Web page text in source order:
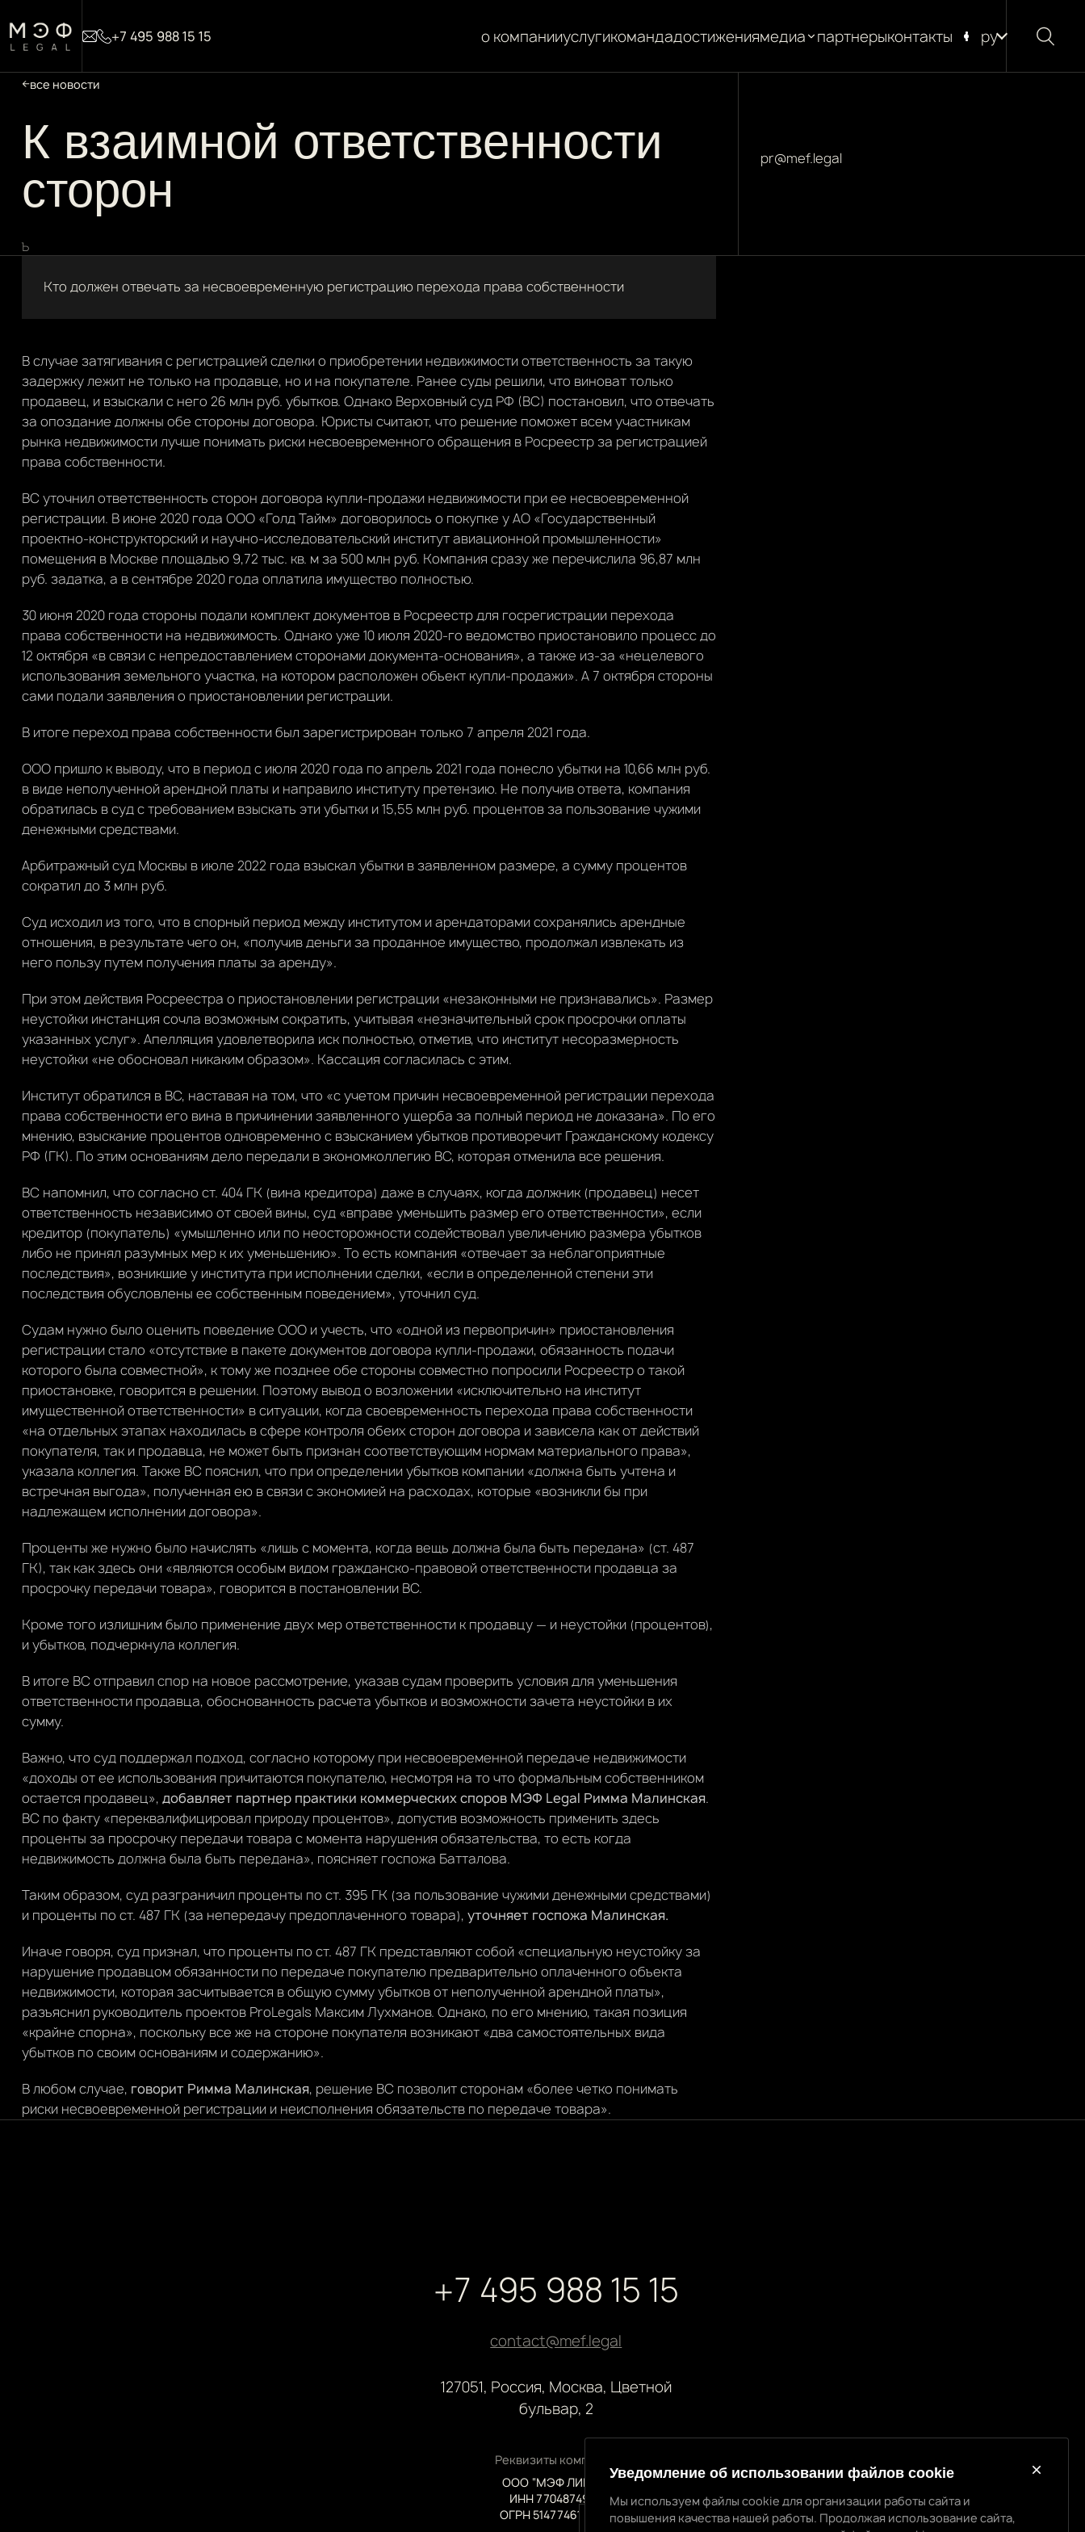
+7 495 988 15 15 о компанииуслугикомандадостижениямедиа
новости
партнерыконтакты ру
все новости
К взаимной ответственности
сторон
Ъ
pr@mef.legal
Кто должен отвечать за несвоевременную регистрацию перехода права собственности
В случае затягивания с регистрацией сделки о приобретении недвижимости ответственность за такую
задержку лежит не только на продавце, но и на покупателе. Ранее суды решили, что виноват только
продавец, и взыскали с него 26 млн руб. убытков. Однако Верховный суд РФ (ВС) постановил, что отвечать
за опоздание должны обе стороны договора. Юристы считают, что решение поможет всем участникам
рынка недвижимости лучше понимать риски несвоевременного обращения в Росреестр за регистрацией
права собственности.
ВС уточнил ответственность сторон договора купли-продажи недвижимости при ее несвоевременной
регистрации. В июне 2020 года ООО «Голд Тайм» договорилось о покупке у АО «Государственный
проектно-конструкторский и научно-исследовательский институт авиационной промышленности»
помещения в Москве площадью 9,72 тыс. кв. м за 500 млн руб. Компания сразу же перечислила 96,87 млн
руб. задатка, а в сентябре 2020 года оплатила имущество полностью.
30 июня 2020 года стороны подали комплект документов в Росреестр для госрегистрации перехода
права собственности на недвижимость. Однако уже 10 июля 2020-го ведомство приостановило процесс до
12 октября «в связи с непредоставлением сторонами документа-основания», а также из-за «нецелевого
использования земельного участка, на котором расположен объект купли-продажи». А 7 октября стороны
сами подали заявления о приостановлении регистрации.
В итоге переход права собственности был зарегистрирован только 7 апреля 2021 года.
ООО пришло к выводу, что в период с июля 2020 года по апрель 2021 года понесло убытки на 10,66 млн руб.
в виде неполученной арендной платы и направило институту претензию. Не получив ответа, компания
обратилась в суд с требованием взыскать эти убытки и 15,55 млн руб. процентов за пользование чужими
денежными средствами.
Арбитражный суд Москвы в июле 2022 года взыскал убытки в заявленном размере, а сумму процентов
сократил до 3 млн руб.
Суд исходил из того, что в спорный период между институтом и арендаторами сохранялись арендные
отношения, в результате чего он, «получив деньги за проданное имущество, продолжал извлекать из
него пользу путем получения платы за аренду».
При этом действия Росреестра о приостановлении регистрации «незаконными не признавались». Размер
неустойки инстанция сочла возможным сократить, учитывая «незначительный срок просрочки оплаты
указанных услуг». Апелляция удовлетворила иск полностью, отметив, что институт несоразмерность
неустойки «не обосновал никаким образом». Кассация согласилась с этим.
Институт обратился в ВС, наставая на том, что «с учетом причин несвоевременной регистрации перехода
права собственности его вина в причинении заявленного ущерба за полный период не доказана». По его
мнению, взыскание процентов одновременно с взысканием убытков противоречит Гражданскому кодексу
РФ (ГК). По этим основаниям дело передали в экономколлегию ВС, которая отменила все решения.
ВС напомнил, что согласно ст. 404 ГК (вина кредитора) даже в случаях, когда должник (продавец) несет
ответственность независимо от своей вины, суд «вправе уменьшить размер его ответственности», если
кредитор (покупатель) «умышленно или по неосторожности содействовал увеличению размера убытков
либо не принял разумных мер к их уменьшению». То есть компания «отвечает за неблагоприятные
последствия», возникшие у института при исполнении сделки, «если в определенной степени эти
последствия обусловлены ее собственным поведением», уточнил суд.
Судам нужно было оценить поведение ООО и учесть, что «одной из первопричин» приостановления
регистрации стало «отсутствие в пакете документов договора купли-продажи, обязанность подачи
которого была совместной», к тому же позднее обе стороны совместно попросили Росреестр о такой
приостановке, говорится в решении. Поэтому вывод о возложении «исключительно на институт
имущественной ответственности» в ситуации, когда своевременность перехода права собственности
«на отдельных этапах находилась в сфере контроля обеих сторон договора и зависела как от действий
покупателя, так и продавца, не может быть признан соответствующим нормам материального права»,
указала коллегия. Также ВС пояснил, что при определении убытков компании «должна быть учтена и
встречная выгода», полученная ею в связи с экономией на расходах, которые «возникли бы при
надлежащем исполнении договора».
Проценты же нужно было начислять «лишь с момента, когда вещь должна была быть передана» (ст. 487
ГК), так как здесь они «являются особым видом гражданско-правовой ответственности продавца за
просрочку передачи товара», говорится в постановлении ВС.
Кроме того излишним было применение двух мер ответственности к продавцу — и неустойки (процентов),
и убытков, подчеркнула коллегия.
В итоге ВС отправил спор на новое рассмотрение, указав судам проверить условия для уменьшения
ответственности продавца, обоснованность расчета убытков и возможности зачета неустойки в их
сумму.
Важно, что суд поддержал подход, согласно которому при несвоевременной передаче недвижимости
«доходы от ее использования причитаются покупателю, несмотря на то что формальным собственником
остается продавец», добавляет партнер практики коммерческих споров МЭФ Legal Римма Малинская.
ВС по факту «переквалифицировал природу процентов», допустив возможность применить здесь
проценты за просрочку передачи товара с момента нарушения обязательства, то есть когда
недвижимость должна была быть передана», поясняет госпожа Батталова.
Таким образом, суд разграничил проценты по ст. 395 ГК (за пользование чужими денежными средствами)
и проценты по ст. 487 ГК (за непередачу предоплаченного товара), уточняет госпожа Малинская.
Иначе говоря, суд признал, что проценты по ст. 487 ГК представляют собой «специальную неустойку за
нарушение продавцом обязанности по передаче покупателю предварительно оплаченного объекта
недвижимости, которая засчитывается в общую сумму убытков от неполученной арендной платы»,
разъяснил руководитель проектов ProLegals Максим Лухманов. Однако, по его мнению, такая позиция
«крайне спорна», поскольку все же на стороне покупателя возникают «два самостоятельных вида
убытков по своим основаниям и содержанию».
В любом случае, говорит Римма Малинская, решение ВС позволит сторонам «более четко понимать
риски несвоевременной регистрации и неисполнения обязательств по передаче товара».
+7 495 988 15 15
contact@mef.legal
127051, Россия, Москва, Цветной
бульвар, 2
Реквизиты компании
ООО “МЭФ ЛИГАЛ”
ИНН 7704874992
ОГРН 5147746145718
Уведомление об использовании файлов cookie
Мы используем файлы cookie для организации работы сайта и
повышения качества нашей работы. Продолжая использование сайта,